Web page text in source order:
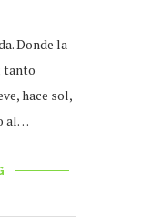
Donde la
tanto
hace sol,
al…